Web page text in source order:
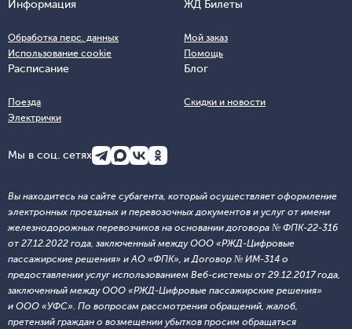
Информация
Обработка перс. данных
Использование cookie
ЖД Билеты
Мой заказ
Помощь
Расписание
Поезда
Электрички
Блог
Скидки и новости
Мы в соц. сетях
Вы находитесь на сайте субагента, который осуществляет оформление
электронных проездных и перевозочных документов и услуг от имени
железнодорожных перевозчиков на основании договора № ФПК-22-316
от 27.12.2022 года, заключенный между ООО «РЖД-Цифровые
пассажирские решения» и АО «ФПК», и Договор № ИМ-314 о
предоставлении услуг использованием Веб-системы от 29.12.2017 года,
заключенный между ООО «РЖД-Цифровые пассажирские решения»
и ООО «УФС». По вопросам рассмотрения обращений, жалоб,
претензий граждан о возмещении убытков просим обращаться